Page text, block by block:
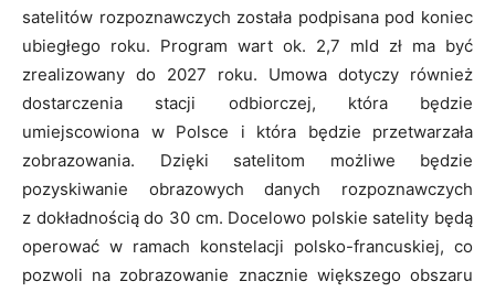
satelitów rozpoznawczych została podpisana pod koniec
ubiegłego roku. Program wart ok. 2,7 mld zł ma być
zrealizowany do 2027 roku. Umowa dotyczy również
dostarczenia stacji odbiorczej, która będzie
umiejscowiona w Polsce i która będzie przetwarzała
zobrazowania. Dzięki satelitom możliwe będzie
pozyskiwanie obrazowych danych rozpoznawczych
z dokładnością do 30 cm. Docelowo polskie satelity będą
operować w ramach konstelacji polsko-francuskiej, co
pozwoli na zobrazowanie znacznie większego obszaru